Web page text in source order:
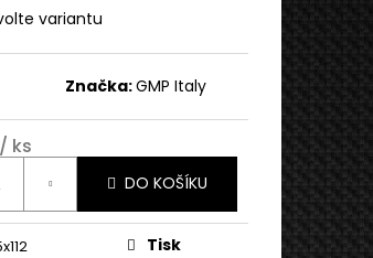
variantu
Značka:GMP Italy
/ ks
DO KOŠÍKU
Tisk